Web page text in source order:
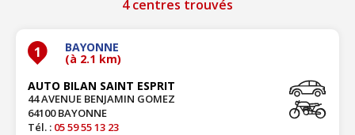
4 centres trouvés
1 BAYONNE
(à 2.1 km)
AUTO BILAN SAINT ESPRIT
44 AVENUE BENJAMIN GOMEZ
64100 BAYONNE
Tél. : 05 59 55 13 23